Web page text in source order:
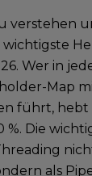
verstehen
Wer in
Map
führt, hebt
Die
als